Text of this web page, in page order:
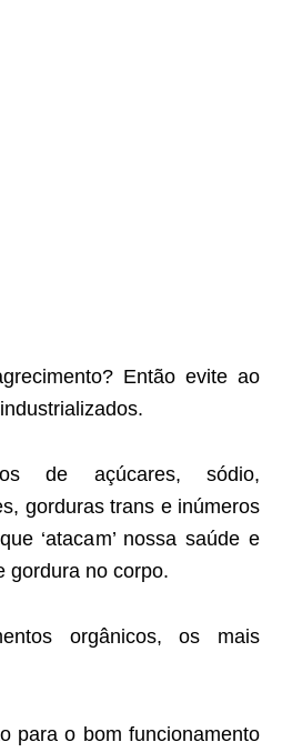
Então evite ao
de açúcares, sódio,
gorduras trans e inúmeros
‘atacam’ nossa saúde e
gordura no corpo.
orgânicos, os mais
para o bom funcionamento